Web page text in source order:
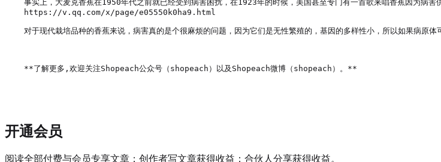
事实上，大麦克香蕉在1950年代之前就已经受到病害困扰，在1923年的时候，美国甚至专门有一首歌来唱香蕉因为病害
https://v.qq.com/x/page/e05550k0ha9.html
对于现代栽培品种的香蕉来说，病害真的是个很麻烦的问题，因为它们是无性繁殖的，基因的多样性小，所以如果病原
**了解更多,欢迎关注Shopeach公众号（shopeach）以及Shopeach微博（shopeach）。**
开通会员
阅读全部付费与会员专享文章；创作者写文章获得收益；合伙人分享获得收益。